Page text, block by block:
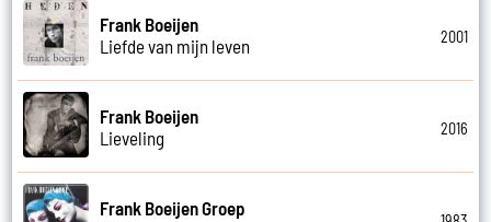
Frank Boeijen
Liefde van mijn leven
2001
Frank Boeijen
Lieveling
2016
Frank Boeijen Groep